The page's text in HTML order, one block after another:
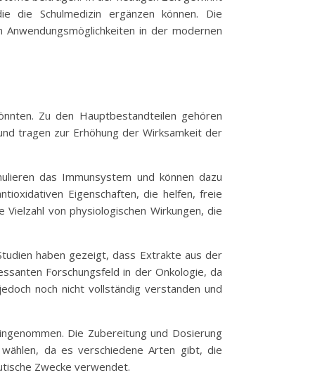
die Schulmedizin ergänzen können. Die
in der modernen
Zu den Hauptbestandteilen gehören
tragen zur Erhöhung der Wirksamkeit der
das Immunsystem und können dazu
Eigenschaften, die helfen, freie
von physiologischen Wirkungen, die
haben gezeigt, dass Extrakte aus der
Forschungsfeld in der Onkologie, da
noch nicht vollständig verstanden und
Die Zubereitung und Dosierung
da es verschiedene Arten gibt, die
Zwecke verwendet.